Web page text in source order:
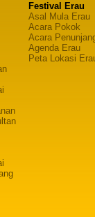
Festival Erau
Asal Mula Erau
Acara Pokok
Acara
Agenda Erau
Peta Lokasi